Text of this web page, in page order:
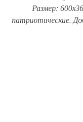
Размер:
патриотические.